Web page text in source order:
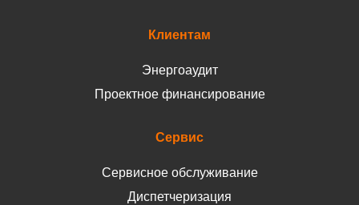
Клиентам
Энергоаудит
Проектное финансирование
Сервис
Сервисное обслуживание
Диспетчеризация